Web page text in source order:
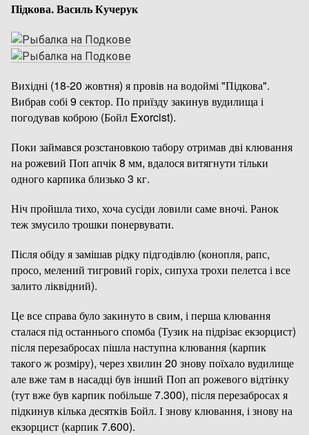
Підкова. Василь Кучерук
Вихідні (18-20 жовтня) я провів на водоймі "Підкова".
Вибрав собі 9 сектор. По приїзду закинув вудилища і
погодував коброю (Бойл Exorcist).
Поки займався розстановкою табору отримав дві клювання
на рожевий Поп апчік 8 мм, вдалося витягнути тільки
одного карпика близько 3 кг.
Ніч пройшла тихо, хоча сусіди ловили саме вночі. Ранок
теж змусило трошки понервувати.
Після обіду я замішав рідку підгодівлю (конопля, рапс,
просо, мелений тигровий горіх, сипуха трохи пелетса і все
залито ліквідний).
Це все справа було закинуто в свим, і перша клювання
сталася під останнього спомба (Тузик на підрізає екзорцист)
після перезабросах пішла наступна клювання (карпик
такого ж розміру), через хвилин 20 знову поїхало вудилище
але вже там в насадці був інший Поп ап рожевого відтінку
(тут вже був карпик побільше 7.300), після перезабросах я
підкинув кілька десятків Бойл. І знову клювання, і знову на
екзорцист (карпик 7.600).